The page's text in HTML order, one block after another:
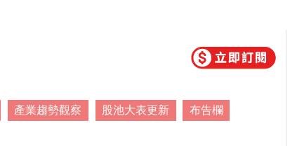
產業趨勢觀察 股池大表更新
布告欄